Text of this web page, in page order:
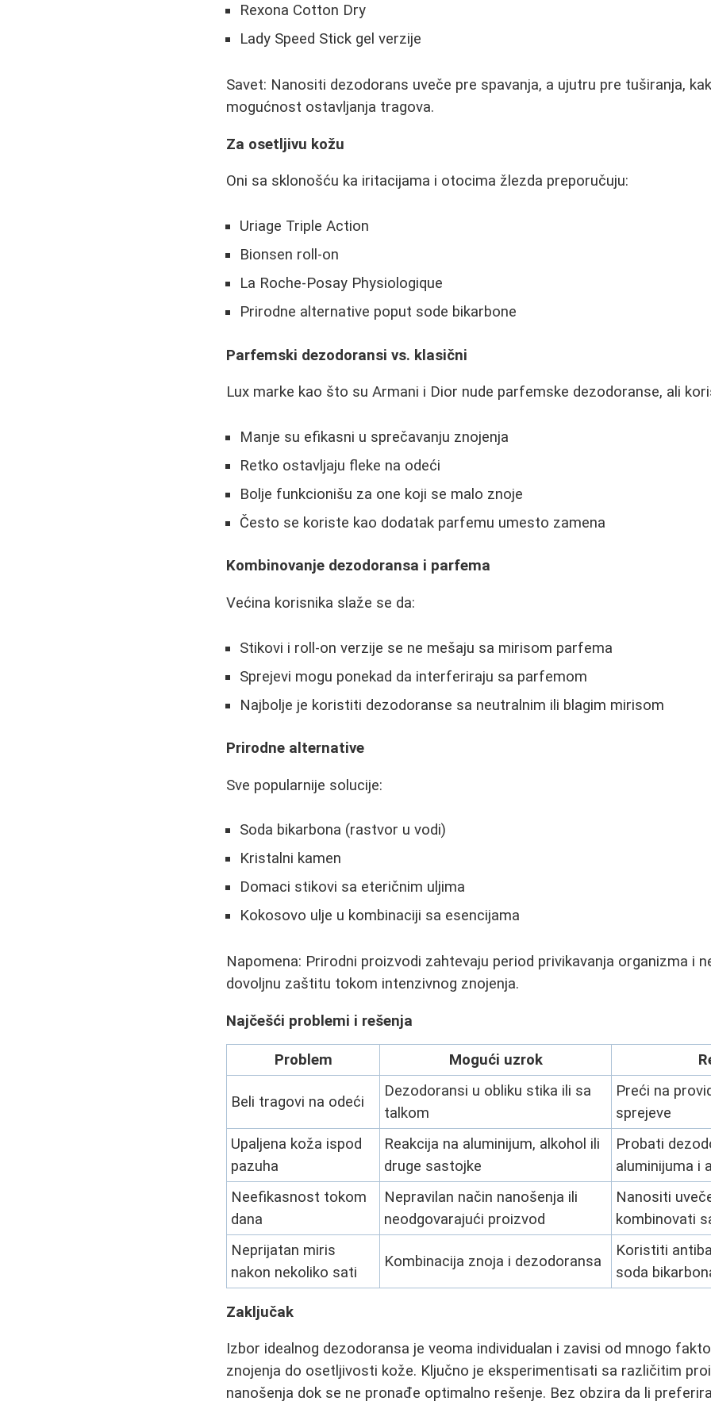
Rexona Cotton Dry
Lady Speed Stick gel verzije
Savet: Nanositi dezodorans uveče pre spavanja, a ujutru pre tuširanja,
mogućnost ostavljanja tragova.
Za osetljivu kožu
Oni sa sklonošću ka iritacijama i otocima žlezda preporučuju:
Uriage Triple Action
Bionsen roll-on
La Roche-Posay Physiologique
Prirodne alternative poput sode bikarbone
Parfemski dezodoransi vs. klasični
Lux marke kao što su Armani i Dior nude parfemske dezodoranse, ali
Manje su efikasni u sprečavanju znojenja
Retko ostavljaju fleke na odeći
Bolje funkcionišu za one koji se malo znoje
Često se koriste kao dodatak parfemu umesto zamena
Kombinovanje dezodoransa i parfema
Većina korisnika slaže se da:
Stikovi i roll-on verzije se ne mešaju sa mirisom parfema
Sprejevi mogu ponekad da interferiraju sa parfemom
Najbolje je koristiti dezodoranse sa neutralnim ili blagim mirisom
Prirodne alternative
Sve popularnije solucije:
Soda bikarbona (rastvor u vodi)
Kristalni kamen
Domaci stikovi sa eteričnim uljima
Kokosovo ulje u kombinaciji sa esencijama
Napomena: Prirodni proizvodi zahtevaju period privikavanja organizma i
dovoljnu zaštitu tokom intenzivnog znojenja.
Najčešći problemi i rešenja
Problem Mogući uzrok
Beli tragovi na odeći
Dezodoransi u obliku stika ili sa
talkom
Preći na
sprejeve
Upaljena koža ispod
pazuha
Reakcija na aluminijum, alkohol ili
druge sastojke
Probati
aluminijuma i
Neefikasnost tokom
dana
Nepravilan način nanošenja ili
neodgovarajući proizvod
Nanositi
kombinovati
Neprijatan miris
nakon nekoliko sati
Kombinacija znoja i dezodoransa
Koristiti
soda
Zaključak
Izbor idealnog dezodoransa je veoma individualan i zavisi od mnogo
znojenja do osetljivosti kože. Ključno je eksperimentisati sa različitim
nanošenja dok se ne pronađe optimalno rešenje. Bez obzira da li